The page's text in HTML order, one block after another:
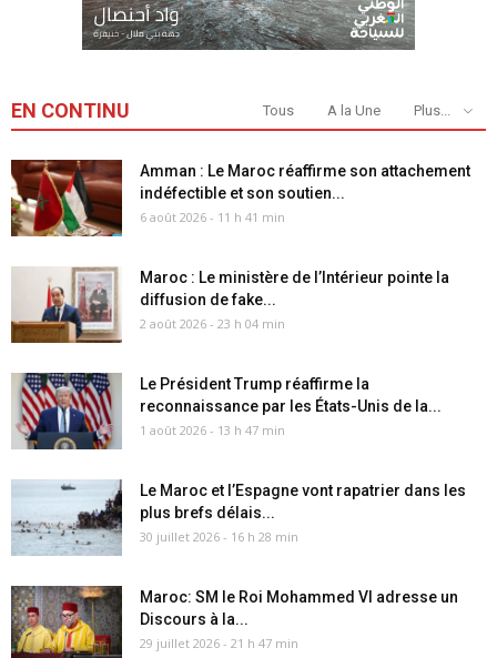
EN CONTINU Tous A la Une Plus...
Amman : Le Maroc réaffirme son attachement
indéfectible et son soutien...
6 août 2026 - 11 h 41 min
Maroc : Le ministère de l’Intérieur pointe la
diffusion de fake...
2 août 2026 - 23 h 04 min
Le Président Trump réaffirme la
reconnaissance par les États-Unis de la...
1 août 2026 - 13 h 47 min
Le Maroc et l’Espagne vont rapatrier dans les
plus brefs délais...
30 juillet 2026 - 16 h 28 min
Maroc: SM le Roi Mohammed VI adresse un
Discours à la...
29 juillet 2026 - 21 h 47 min